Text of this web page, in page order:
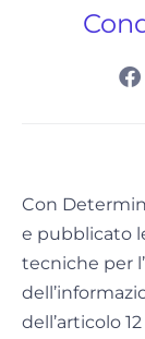
Con
e pubblicato
tecniche per
dell’articolo